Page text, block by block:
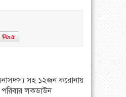
সহ ১২জন করোনায়
লকডাউন